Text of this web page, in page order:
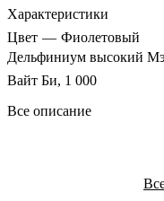
Характеристики
Цвет — Фиолетовый
Дельфиниум высокий
Вайт Би, 1 000
Все описание